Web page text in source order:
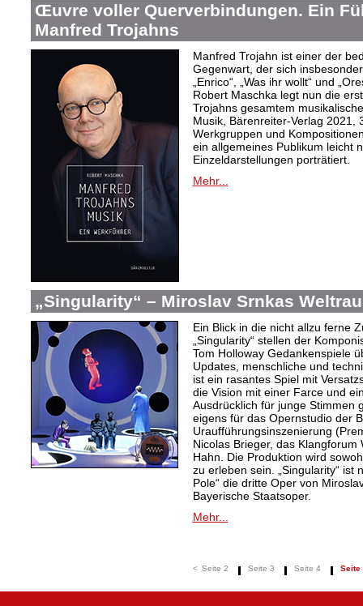
Œuvre voller Querverbindungen. Ein
Manfred Trojahns
Manfred Trojahn ist einer der
Gegenwart, der sich
„Enrico“, „Was ihr wollt“ und
Robert Maschka legt nun die
Trojahns gesamtem
Musik, Bärenreiter-Verlag 2021,
Werkgruppen und
ein allgemeines Publikum leicht
Einzeldarstellungen porträtiert.
Mehr...
„Singularity“ – Miroslav Srnkas
Ein Blick in die nicht allzu ferne
„Singularity“ stellen der
Tom Holloway Gedankenspiele
Updates, menschliche und
ist ein rasantes Spiel mit
die Vision mit einer Farce und
Ausdrücklich für junge Stimmen
eigens für das Opernstudio der
Uraufführungsinszenierung
Nicolas Brieger, das
Hahn. Die Produktion wird
zu erleben sein. „Singularity“ ist
Pole“ die dritte Oper von
Bayerische Staatsoper.
Mehr...
< Seite 2 Seite 3 Seite 4 Seite